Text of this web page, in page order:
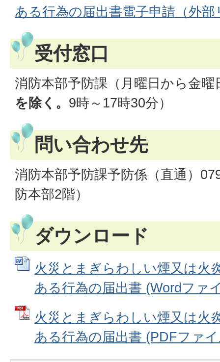
ある行為の届出書電子申請（外
受付窓口
消防本部予防課（月曜日から金曜
を除く。 9時～17時30分）
問い合わせ先
消防本部予防課予防係（直通）
防本部2階）
ダウンロード
火災とまぎらわしい煙又は火
ある行為の届出書 (Wordファ
火災とまぎらわしい煙又は火
ある行為の届出書 (PDFファ